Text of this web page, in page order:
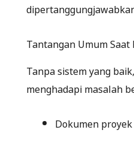
Tantangan Umum
Tanpa sistem yang
menghadapi masalah
Dokumen